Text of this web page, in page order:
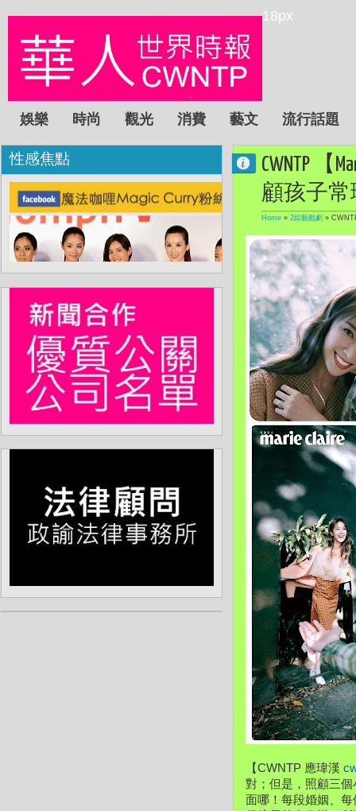
18px
娛樂 時尚 觀光 消費 藝文 流行話題
CWNTP
顧孩子
Home » 2綜藝戲劇 »
【CWNTP 應瑋漢
對；但是，照顧三
面哪！每段婚姻、
性感焦點